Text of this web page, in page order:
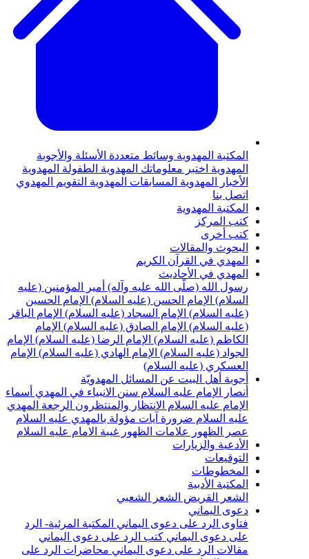
المهدويةوسائط متعددةالأسئلة والأجوبة
اختبر معلوماتك المهدويةالطفولة المهدوية
المهدويةالمسابقات المهدويةالتقويم المهدوي
المهدوية
والمقالات
في القرآن الكريم
في الأحاديث
الله (صلّى الله عليه وآله) أمير المؤمنين (عليه
الإمام الحسن (عليه السلام) الإمام الحسين
الإمام السجاد (عليه السلام) الإمام الباقر
الإمام الصادق (عليه السلام) الإمام
(عليه السلام) الإمام الرضا (عليه السلام) الإمام
(عليه السلام) الإمام الهادي (عليه السلام) الإمام
(عليه السلام)
أهل البيت عن المسائل المهدويّة
الإمام عليه السلامسنن الانبياء في المهديأسماء
عليه السلامالانتظار والمنتظرونالرجعةالمهدي
السلام ضرورة آيات مؤولة بالمهدي عليه السلام
علامات الظهورغيبة الامام عليه السلام
والزيارات
الأدبية
الشعر الشعبي
اليماني
الرد على دعوى اليماني المكتبة المرئية- الرد
دعوى اليماني كتب الرد على دعوى اليماني
الرد على دعوى اليماني محاضرات الرد على